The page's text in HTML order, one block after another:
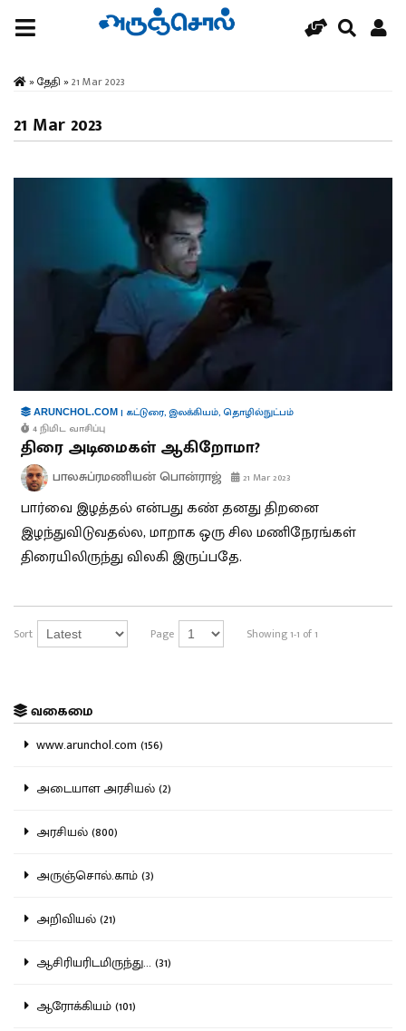
» தேதி » 21 Mar 2023
21 Mar 2023
ARUNCHOL.COM | கட்டுரை, இலக்கியம்,தொழில்நுட்பம்
4 நிமிட வாசிப்பு
திரை அடிமைகள் ஆகிறோமா?
பாலசுப்ரமணியன் பொன்ராஜ் 21 Mar 2023
பார்வை இழத்தல் என்பது கண் தனது திறனை
இழந்துவிடுவதல்ல, மாறாக ஒரு சில மணிநேரங்கள்
திரையிலிருந்து விலகி இருப்பதே.
Sort Page Showing 1-1 of 1
வகைமை
www.arunchol.com (156)
அடையாள அரசியல் (2)
அரசியல் (800)
அருஞ்சொல்.காம் (3)
அறிவியல் (21)
ஆசிரியரிடமிருந்து... (31)
ஆரோக்கியம் (101)